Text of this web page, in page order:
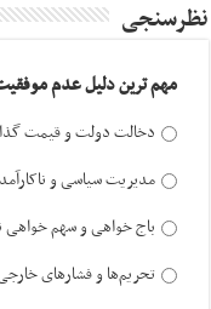
نظرسنجی
مهم ترین دلیل عدم
دخالت دولت و قیمت
مدیریت سیاسی و ناکارآمد
باج خواهی و سهم خواهی
تحریم‌ها و فشارهای